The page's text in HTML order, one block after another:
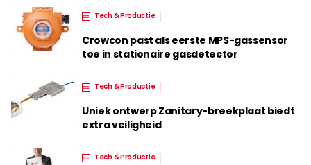
Tech & Productie
Crowcon past als eerste MPS-gassensor
toe in stationaire gasdetector
Tech & Productie
Uniek ontwerp Zanitary-breekplaat biedt
extra veiligheid
Tech & Productie